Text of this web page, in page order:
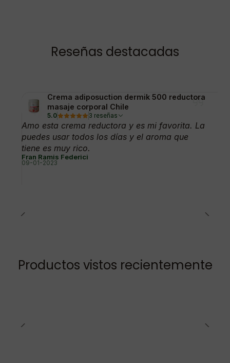
Reseñas destacadas
Crema adiposuction dermik 500 reductora
masaje corporal Chile
5.0 3 reseñas
Amo esta crema reductora y es mi favorita. La
puedes usar todos los días y el aroma que
tiene es muy rico.
Fran Ramis Federici
09-01-2023
Productos vistos recientemente